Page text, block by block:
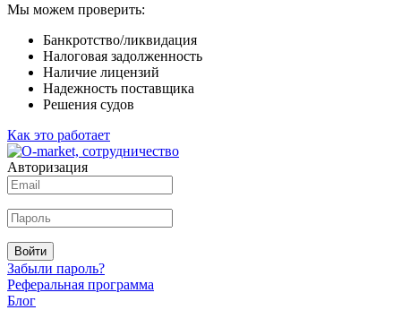
Мы можем проверить:
Банкротство/ликвидация
Налоговая задолженность
Наличие лицензий
Надежность поставщика
Решения судов
Как это работает
Авторизация
Войти
Забыли пароль?
Реферальная программа
Блог